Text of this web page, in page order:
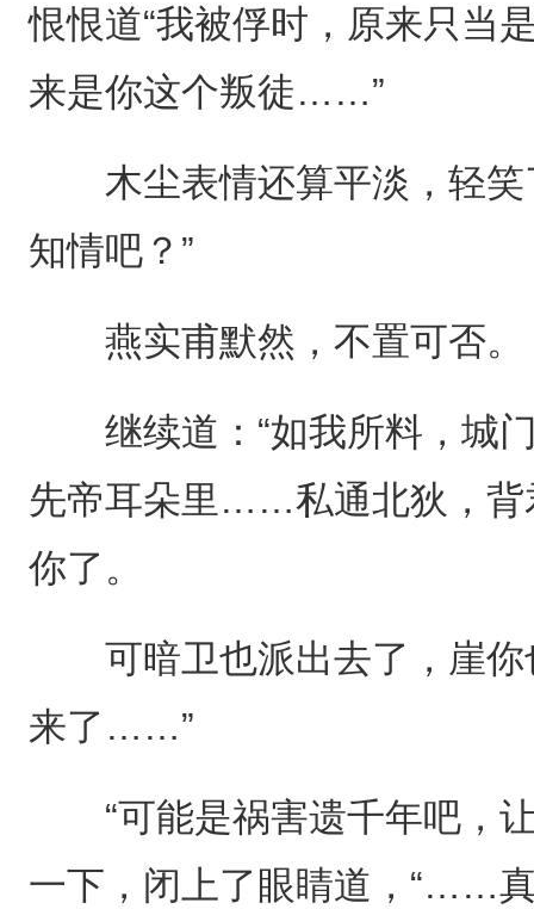
恨恨道“我被俘时，原来只当
来是你这个叛徒……”
木尘表情还算平淡，轻笑
知情吧？”
燕实甫默然，不置可否。
继续道：“如我所料，城门
先帝耳朵里……私通北狄，背
你了。
可暗卫也派出去了，崖你
来了……”
“可能是祸害遗千年吧，让
一下，闭上了眼睛道，“……